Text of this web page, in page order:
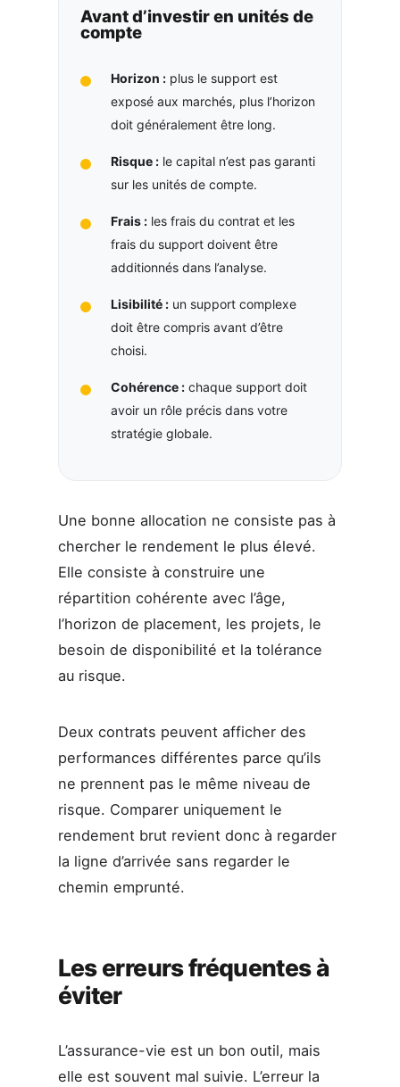
Avant d’investir en unités de
compte
Horizon :plus le support est
exposé aux marchés, plus l’horizon
doit généralement être long.
Risque :le capital n’est pas garanti
sur les unités de compte.
Frais :les frais du contrat et les
frais du support doivent être
additionnés dans l’analyse.
Lisibilité :un support complexe
doit être compris avant d’être
choisi.
Cohérence :chaque support doit
avoir un rôle précis dans votre
stratégie globale.
Une bonne allocation ne consiste pas à
chercher le rendement le plus élevé.
Elle consiste à construire une
répartition cohérente avec l’âge,
l’horizon de placement, les projets, le
besoin de disponibilité et la tolérance
au risque.
Deux contrats peuvent afficher des
performances différentes parce qu’ils
ne prennent pas le même niveau de
risque. Comparer uniquement le
rendement brut revient donc à regarder
la ligne d’arrivée sans regarder le
chemin emprunté.
Les erreurs fréquentes à
éviter
L’assurance-vie est un bon outil, mais
elle est souvent mal suivie. L’erreur la